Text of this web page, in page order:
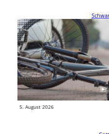
Lkw nimmt
Jähriger stürzt bei
In Schwarzheide ist ein
worden. Der Mann musste einem
Lkw…weiterlesen
5. August 2026